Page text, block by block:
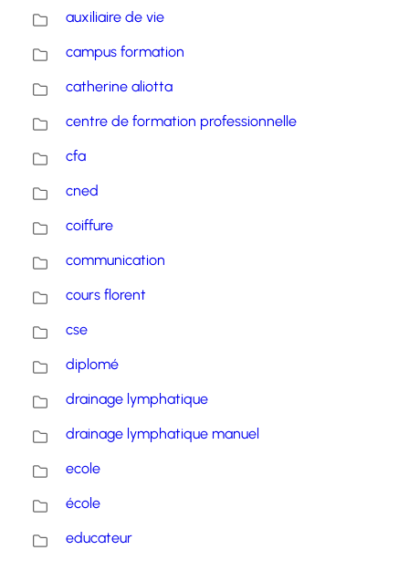
auxiliaire de vie
campus formation
catherine aliotta
centre de formation professionnelle
cfa
cned
coiffure
communication
cours florent
cse
diplomé
drainage lymphatique
drainage lymphatique manuel
ecole
école
educateur